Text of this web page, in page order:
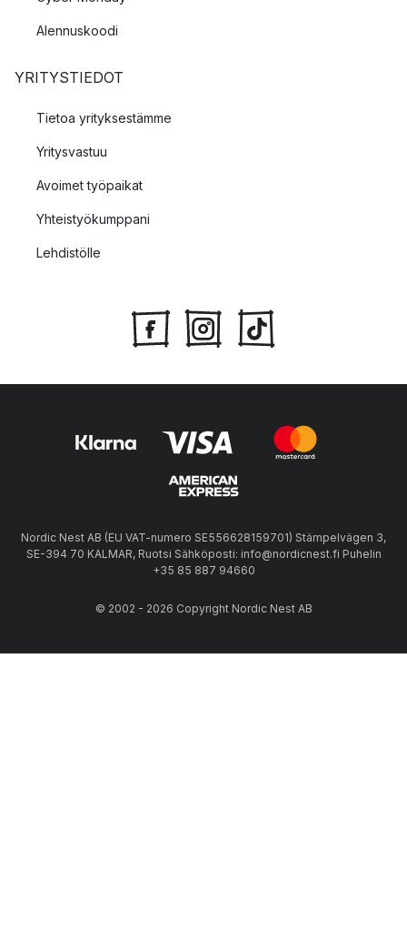
Alennuskoodi
YRITYSTIEDOT
Tietoa yrityksestämme
Yritysvastuu
Avoimet työpaikat
Yhteistyökumppani
Lehdistölle
Nordic Nest AB (EU VAT-numero SE556628159701) Stämpelvägen 3,
SE-394 70 KALMAR, Ruotsi Sähköposti: info@nordicnest.fi Puhelin
+35 85 887 94660
© 2002 - 2026 Copyright Nordic Nest AB